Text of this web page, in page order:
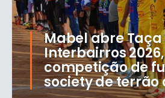
Mabel abre Taça
Interbairros
competição de
society de